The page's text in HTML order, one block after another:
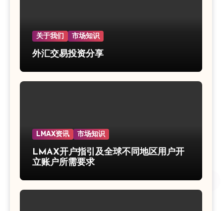
关于我们 市场知识
外汇交易投资分享
LMAX资讯 市场知识
LMAX开户指引及全球不同地区用户开
立账户所需要求